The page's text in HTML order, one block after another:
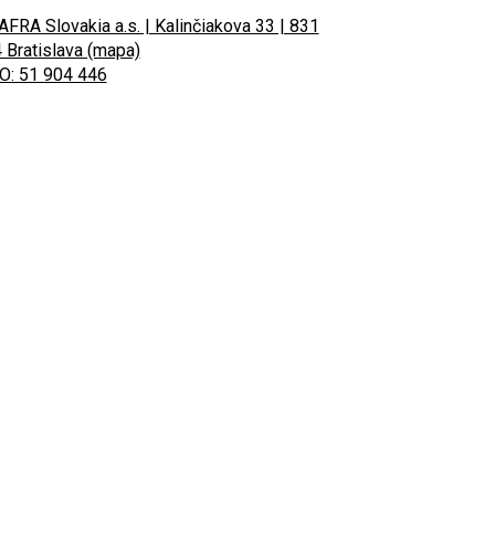
Slovakia a.s. | Kalinčiakova 33 | 831
Bratislava (mapa)
51 904 446